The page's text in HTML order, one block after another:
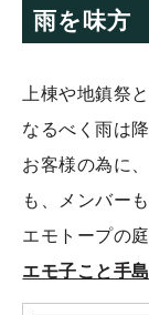
雨を味方
上棟や地鎮祭
なるべく雨は
お客様の為に、
も、メンバーも
エモトープの
エモ子こと手